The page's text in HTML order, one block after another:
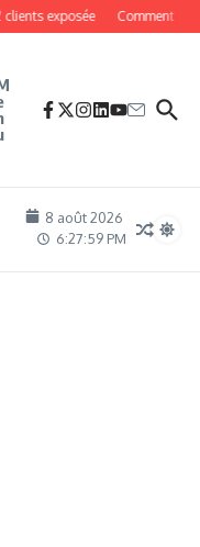
exposée Comment
8 août 2026
6:28:00 PM